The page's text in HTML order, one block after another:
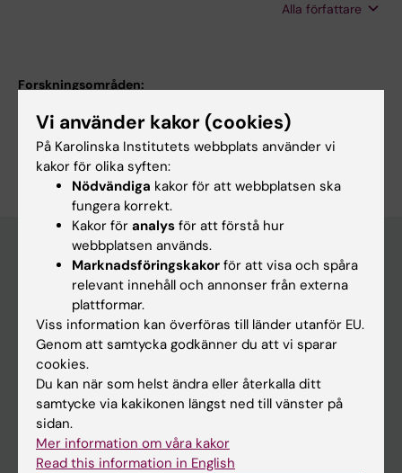
Liliequist BE; Hakansson E; Serlachius E; Ruck
Alla författare
Forskningsområden:
Är du Elsa Håkansson?
Redigera din profil
Huvudmeny
Utbildning
Forskarutbildning
Forskning
Om KI
På gång
Vi använder kakor (cookies)
På Karolinska Institutets webbplats använder vi
kakor för olika syften:
Nödvändiga kakor för att webbplatsen ska
fungera korrekt.
Kakor för analys för att förstå hur
webbplatsen används.
Marknadsföringskakor för att visa och spåra
relevant innehåll och annonser från externa
plattformar.
Viss information kan överföras till länder utanför EU.
Genom att samtycka godkänner du att vi sparar
cookies.
Du kan när som helst ändra eller återkalla ditt
samtycke via kakikonen längst ned till vänster på
sidan.
Mer information om våra kakor
Read this information in English